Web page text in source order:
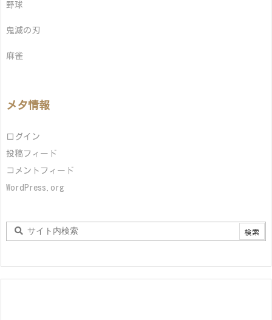
野球
鬼滅の刃
麻雀
メタ情報
ログイン
投稿フィード
コメントフィード
WordPress.org